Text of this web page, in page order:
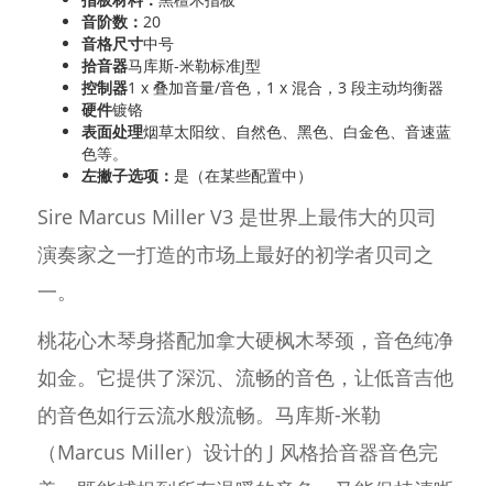
音阶数： 20
音格尺寸中号
拾音器马库斯-米勒标准J型
控制器1 x 叠加音量/音色，1 x 混合，3 段主动均衡器
硬件镀铬
表面处理烟草太阳纹、自然色、黑色、白金色、音速蓝
色等。
左撇子选项： 是（在某些配置中）
Sire Marcus Miller V3 是世界上最伟大的贝司
演奏家之一打造的市场上最好的初学者贝司之
一。
桃花心木琴身搭配加拿大硬枫木琴颈，音色纯净
如金。它提供了深沉、流畅的音色，让低音吉他
的音色如行云流水般流畅。马库斯-米勒
（Marcus Miller）设计的 J 风格拾音器音色完